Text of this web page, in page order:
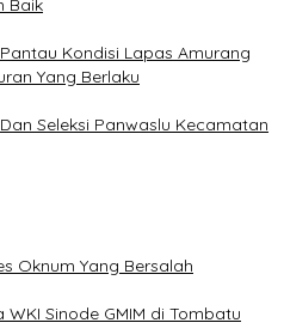
Baik
Kondisi Lapas Amurang
Yang Berlaku
Seleksi Panwaslu Kecamatan
Oknum Yang Bersalah
Sinode GMIM di Tombatu